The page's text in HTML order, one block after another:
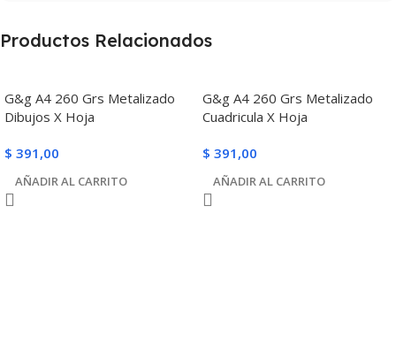
Productos Relacionados
G&g A4 260 Grs Metalizado
Dibujos X Hoja
$ 391,00
AÑADIR AL CARRITO
G&g A4 260 Grs Metalizado
Cuadricula X Hoja
$ 391,00
AÑADIR AL CARRITO